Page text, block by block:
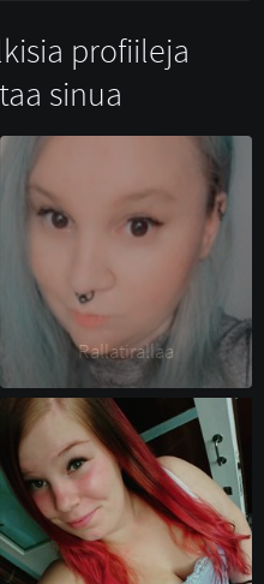
profiileja
sinua
Rallatirallaa